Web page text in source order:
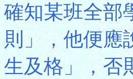
確知某班全部
則」，他便應
生及格」，否